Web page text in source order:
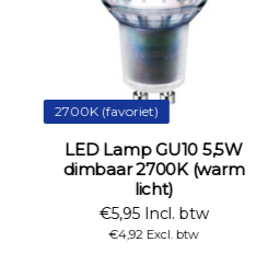
2700K (favoriet)
LED Lamp GU10 5,5W
dimbaar 2700K (warm
licht)
€5,95 Incl. btw
€4,92 Excl. btw